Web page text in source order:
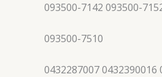
093500-7142 093500-
093500-7510
0432287007 0432390016